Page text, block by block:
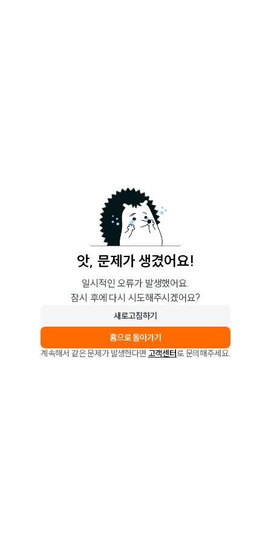
앗, 문제가 생겼어요!
일시적인 오류가 발생했어요.
잠시 후에 다시 시도해주시겠어요?
새로고침하기
홈으로 돌아가기
계속해서 같은 문제가 발생한다면 고객센터로 문의해주세요.